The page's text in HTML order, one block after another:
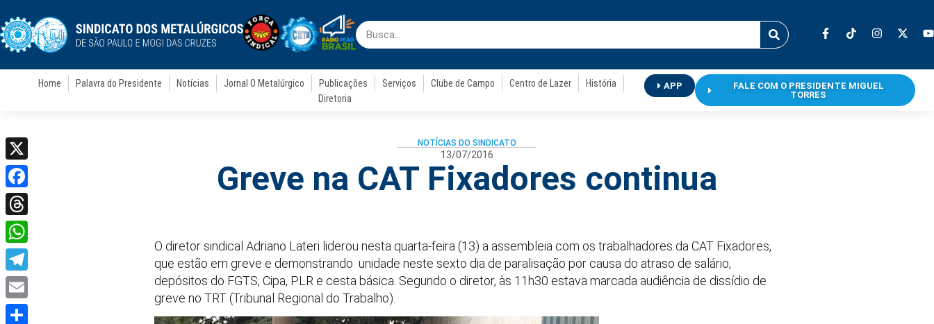
Home Palavra do Presidente Notícias Jornal O Metalúrgico Publicações Serviços Clube de Campo Centro de Lazer
História
Diretoria
APP
FALE COM O PRESIDENTE MIGUEL
TORRES
NOTÍCIAS DO SINDICATO
13/07/2016
Greve na CAT Fixadores continua
O diretor sindical Adriano Lateri liderou nesta quarta-feira (13) a assembleia com os trabalhadores da CAT Fixadores,
que estão em greve e demonstrando unidade neste sexto dia de paralisação por causa do atraso de salário,
depósitos do FGTS, Cipa, PLR e cesta básica. Segundo o diretor, às 11h30 estava marcada audiência de dissídio de
greve no TRT (Tribunal Regional do Trabalho).
X
Facebook
Threads
WhatsApp
Telegram
Email